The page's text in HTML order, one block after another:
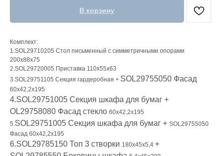
В корзину
Комплект:
1.SOL29710205 Стол письменный с симметричными опорами
200x88x75
2.SOL29720005 Приставка 110x55x63
3.SOL29751105 Секция гардеробная + SOL29755050 Фасад
60x42,2x195
4.SOL29751005 Секция шкафа для бумаг +
OL29758080 Фасад стекло 60x42,2x195
5.SOL29751005 Секция шкафа для бумаг + SOL29755050
Фасад 60x42,2x195
6.SOL29785150 Топ 3 створки 180x45x5,4 +